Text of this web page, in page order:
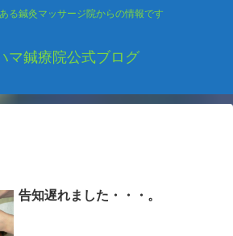
る鍼灸マッサージ院からの情報です
マ鍼療院公式ブログ
告知遅れました・・・。